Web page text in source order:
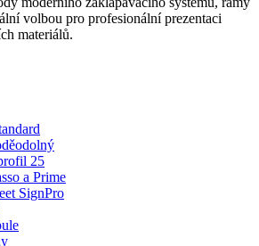
volbou pro profesionální prezentaci
materiálů.
25
a Prime
SignPro